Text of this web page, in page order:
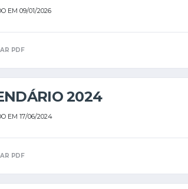
EM 09/01/2026
PDF
2024
EM 17/06/2024
PDF